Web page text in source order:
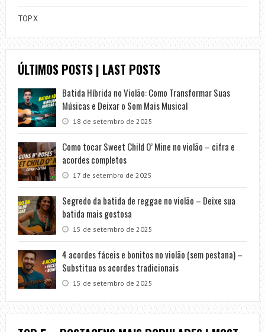
TOP X
ÚLTIMOS POSTS | LAST POSTS
Batida Híbrida no Violão: Como Transformar Suas
Músicas e Deixar o Som Mais Musical
18 de setembro de 2025
Como tocar Sweet Child O’ Mine no violão – cifra e
acordes completos
17 de setembro de 2025
Segredo da batida de reggae no violão – Deixe sua
batida mais gostosa
15 de setembro de 2025
4 acordes fáceis e bonitos no violão (sem pestana) –
Substitua os acordes tradicionais
15 de setembro de 2025